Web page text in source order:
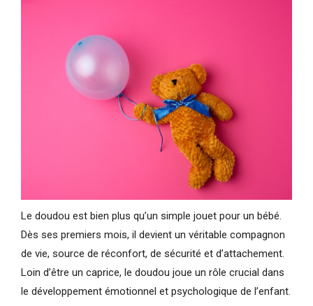
Le doudou est bien plus qu’un simple jouet pour un bébé.
Dès ses premiers mois, il devient un véritable compagnon
de vie, source de réconfort, de sécurité et d’attachement.
Loin d’être un caprice, le doudou joue un rôle crucial dans
le développement émotionnel et psychologique de l’enfant.